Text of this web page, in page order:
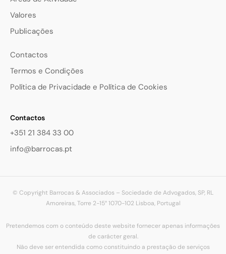
Valores
Publicações
Contactos
Termos e Condições
Política de Privacidade e Política de Cookies
Contactos
+351 21 384 33 00
info@barrocas.pt
© Copyright Barrocas & Associados – Sociedade de Advogados, SP, RL
Amoreiras, Torre 2-15° 1070-102 Lisboa, Portugal
Pretendemos com o conteúdo deste website fornecer apenas informações
de carácter geral.
Não deve ser entendida como constituindo a prestação de serviços